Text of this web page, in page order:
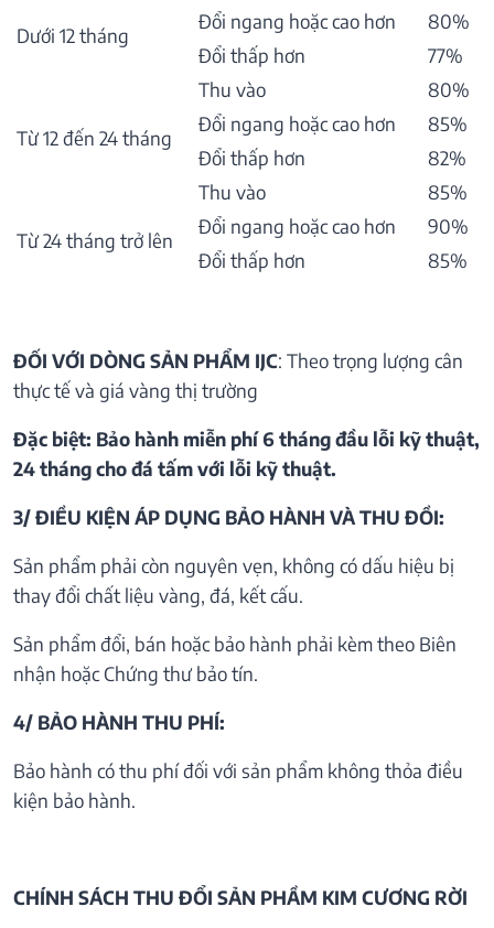
Dưới 12 tháng
Đổi ngang hoặc cao hơn
80%
Đổi thấp hơn
77%
Từ 12 đến 24 tháng
Thu vào
80%
Đổi ngang hoặc cao hơn
85%
Đổi thấp hơn
82%
Từ 24 tháng trở lên
Thu vào
85%
Đổi ngang hoặc cao hơn
90%
Đổi thấp hơn
85%
ĐỐI VỚI DÒNG SẢN PHẨM IJC: Theo trọng lượng cân
thực tế và giá vàng thị trường
Đặc biệt: Bảo hành miễn phí 6 tháng đầu lỗi kỹ thuật,
24 tháng cho đá tấm với lỗi kỹ thuật.
3/ ĐIỀU KIỆN ÁP DỤNG BẢO HÀNH VÀ THU ĐỒI:
Sản phẩm phải còn nguyên vẹn, không có dấu hiệu bị
thay đổi chất liệu vàng, đá, kết cấu.
Sản phẩm đổi, bán hoặc bảo hành phải kèm theo Biên
nhận hoặc Chứng thư bảo tín.
4/ BẢO HÀNH THU PHÍ:
Bảo hành có thu phí đối với sản phẩm không thỏa điều
kiện bảo hành.
CHÍNH SÁCH THU ĐỔI SẢN PHẦM KIM CƯƠNG RỜI